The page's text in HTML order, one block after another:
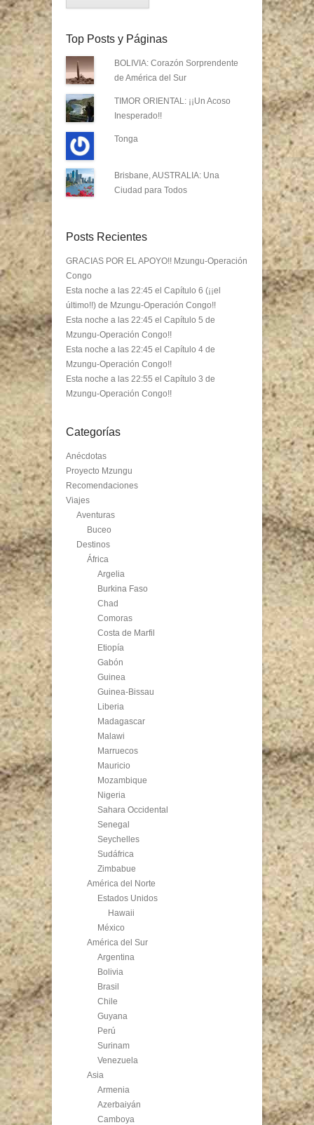
Top Posts y Páginas
BOLIVIA: Corazón Sorprendente
de América del Sur
TIMOR ORIENTAL: ¡¡Un Acoso
Inesperado!!
Tonga
Brisbane, AUSTRALIA: Una
Ciudad para Todos
Posts Recientes
GRACIAS POR EL APOYO!! Mzungu-Operación
Congo
Esta noche a las 22:45 el Capítulo 6 (¡¡el
último!!) de Mzungu-Operación Congo!!
Esta noche a las 22:45 el Capítulo 5 de
Mzungu-Operación Congo!!
Esta noche a las 22:45 el Capítulo 4 de
Mzungu-Operación Congo!!
Esta noche a las 22:55 el Capítulo 3 de
Mzungu-Operación Congo!!
Categorías
Anécdotas
Proyecto Mzungu
Recomendaciones
Viajes
Aventuras
Buceo
Destinos
África
Argelia
Burkina Faso
Chad
Comoras
Costa de Marfil
Etiopía
Gabón
Guinea
Guinea-Bissau
Liberia
Madagascar
Malawi
Marruecos
Mauricio
Mozambique
Nigeria
Sahara Occidental
Senegal
Seychelles
Sudáfrica
Zimbabue
América del Norte
Estados Unidos
Hawaii
México
América del Sur
Argentina
Bolivia
Brasil
Chile
Guyana
Perú
Surinam
Venezuela
Asia
Armenia
Azerbaiyán
Camboya